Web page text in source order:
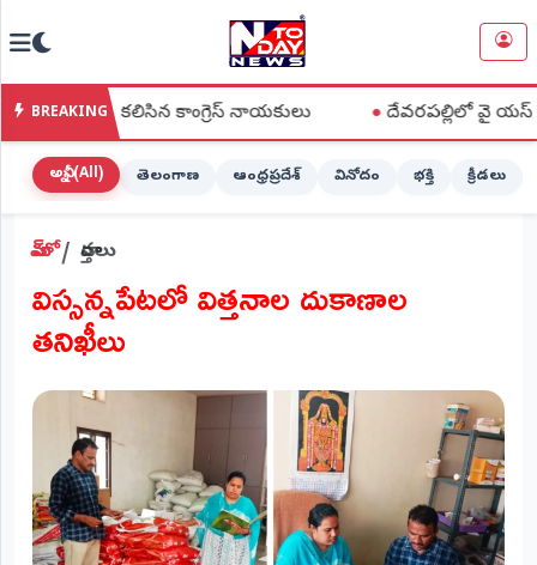
హోమ్
(Home)
STREAMING
లైవ్
టీవీ
(Live
లైవ్
రేడియో
(Live
Radio)
BREAKING
కలిసిన కాంగ్రెస్ నాయకులు ●దేవరపల్లిలో వై యస్ జగన్ పొగాకు
అన్నీ (All) తెలంగాణ ఆంధ్రప్రదేశ్ వినోదం భక్తి క్రీడలు
హోమ్ వార్తలు
విస్సన్నపేటలో విత్తనాల దుకాణాల
తనిఖీలు